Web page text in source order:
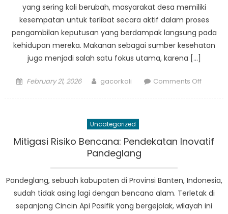
yang sering kali berubah, masyarakat desa memiliki
kesempatan untuk terlibat secara aktif dalam proses
pengambilan keputusan yang berdampak langsung pada
kehidupan mereka. Makanan sebagai sumber kesehatan
juga menjadi salah satu fokus utama, karena […]
Posted
February 21, 2026 Author
gacorkali Comments Offon
Uncategorized
Mitigasi Risiko Bencana: Pendekatan Inovatif
Pandeglang
Pandeglang, sebuah kabupaten di Provinsi Banten, Indonesia,
sudah tidak asing lagi dengan bencana alam. Terletak di
sepanjang Cincin Api Pasifik yang bergejolak, wilayah ini